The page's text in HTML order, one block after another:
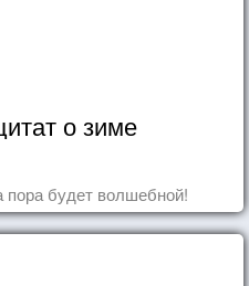
о зиме
пора будет волшебной!